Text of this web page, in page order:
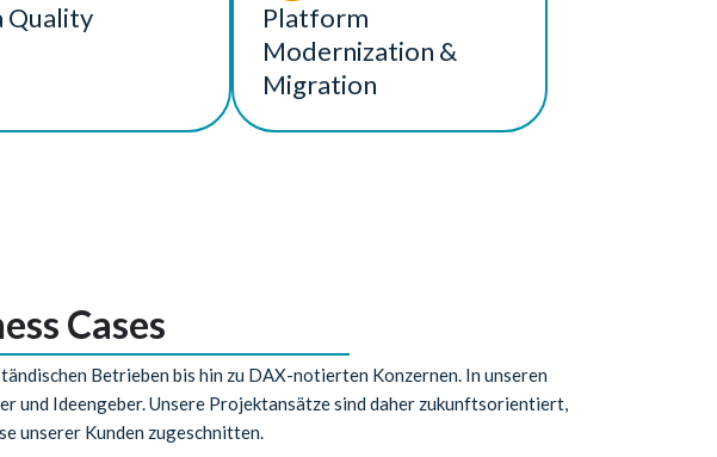
Quality
Platform
Modernization &
Migration
Cases
Betrieben bis hin zu DAX-notierten Konzernen. In unseren
und Ideengeber. Unsere Projektansätze sind daher zukunftsorientiert,
unserer Kunden zugeschnitten.